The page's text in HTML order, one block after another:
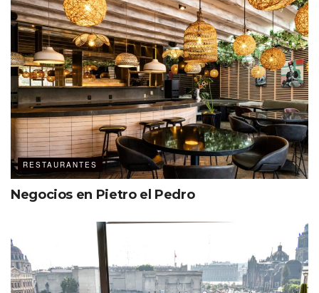
Menú degustación de 5 tiempos: $1,800 por persona, con
maridaje incluido.
espacio ideal para reuniones exclusivas. Su sala de té y
vino, con piezas de diseño seleccionadas a mano y un
servicio discreto pero impecable, convierte cada
encuentro en una experiencia envolvente. Los sets de té,
cuidadosamente elegidos, permiten explorar variedades
RESTAURANTES
Negocios en Pietro el Pedro